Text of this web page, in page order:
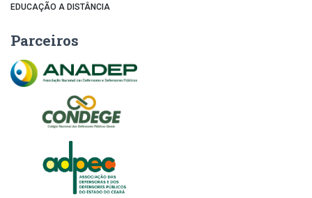
EDUCAÇÃO A DISTÂNCIA
Parceiros